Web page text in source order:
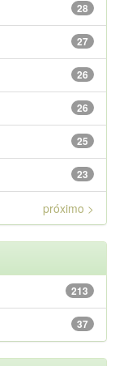
28
27
26
26
25
23
próximo >
213
37